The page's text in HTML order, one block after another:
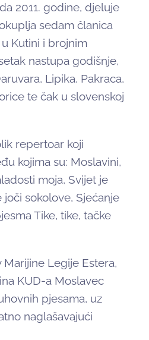
2011. godine, djeluje
sedam članica
Kutini i brojnim
nastupa godišnje,
Lipika, Pakraca,
te čak u slovenskoj
repertoar koji
kojima su: Moslavini,
moja, Svijet je
sokolove, Sjećanje
Tike, tike, tačke
Legije Estera,
KUD-a Moslavec
pjesama, uz
naglašavajući